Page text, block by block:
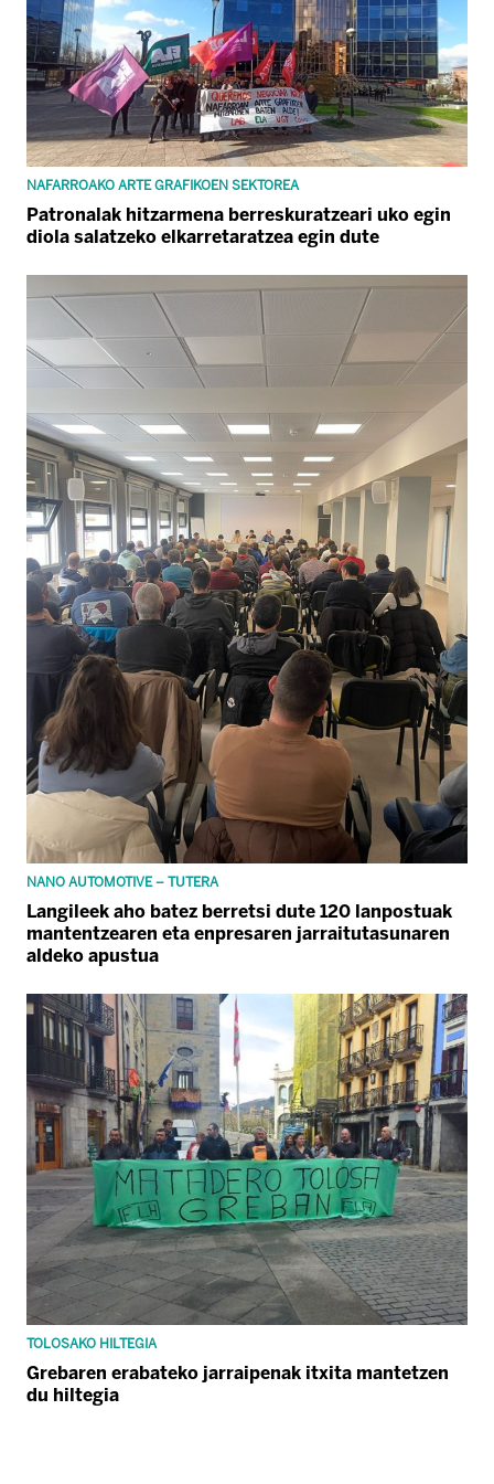
NAFARROAKO ARTE GRAFIKOEN SEKTOREA
Patronalak hitzarmena berreskuratzeari uko egin
diola salatzeko elkarretaratzea egin dute
NANO AUTOMOTIVE – TUTERA
Langileek aho batez berretsi dute 120 lanpostuak
mantentzearen eta enpresaren jarraitutasunaren
aldeko apustua
TOLOSAKO HILTEGIA
Grebaren erabateko jarraipenak itxita mantetzen
du hiltegia